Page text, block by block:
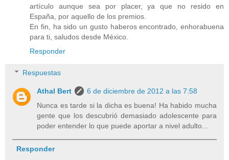
artículo aunque sea por placer, ya que no resido en
España, por aquello de los premios.
En fin, ha sido un gusto haberos encontrado, enhorabuena
para ti, saludos desde México.
Responder
Respuestas
Athal Bert
6 de diciembre de 2012 a las 7:58
Nunca es tarde si la dicha es buena! Ha habido mucha
gente que los descubrió demasiado adolescente para
poder entender lo que puede aportar a nivel adulto...
Responder